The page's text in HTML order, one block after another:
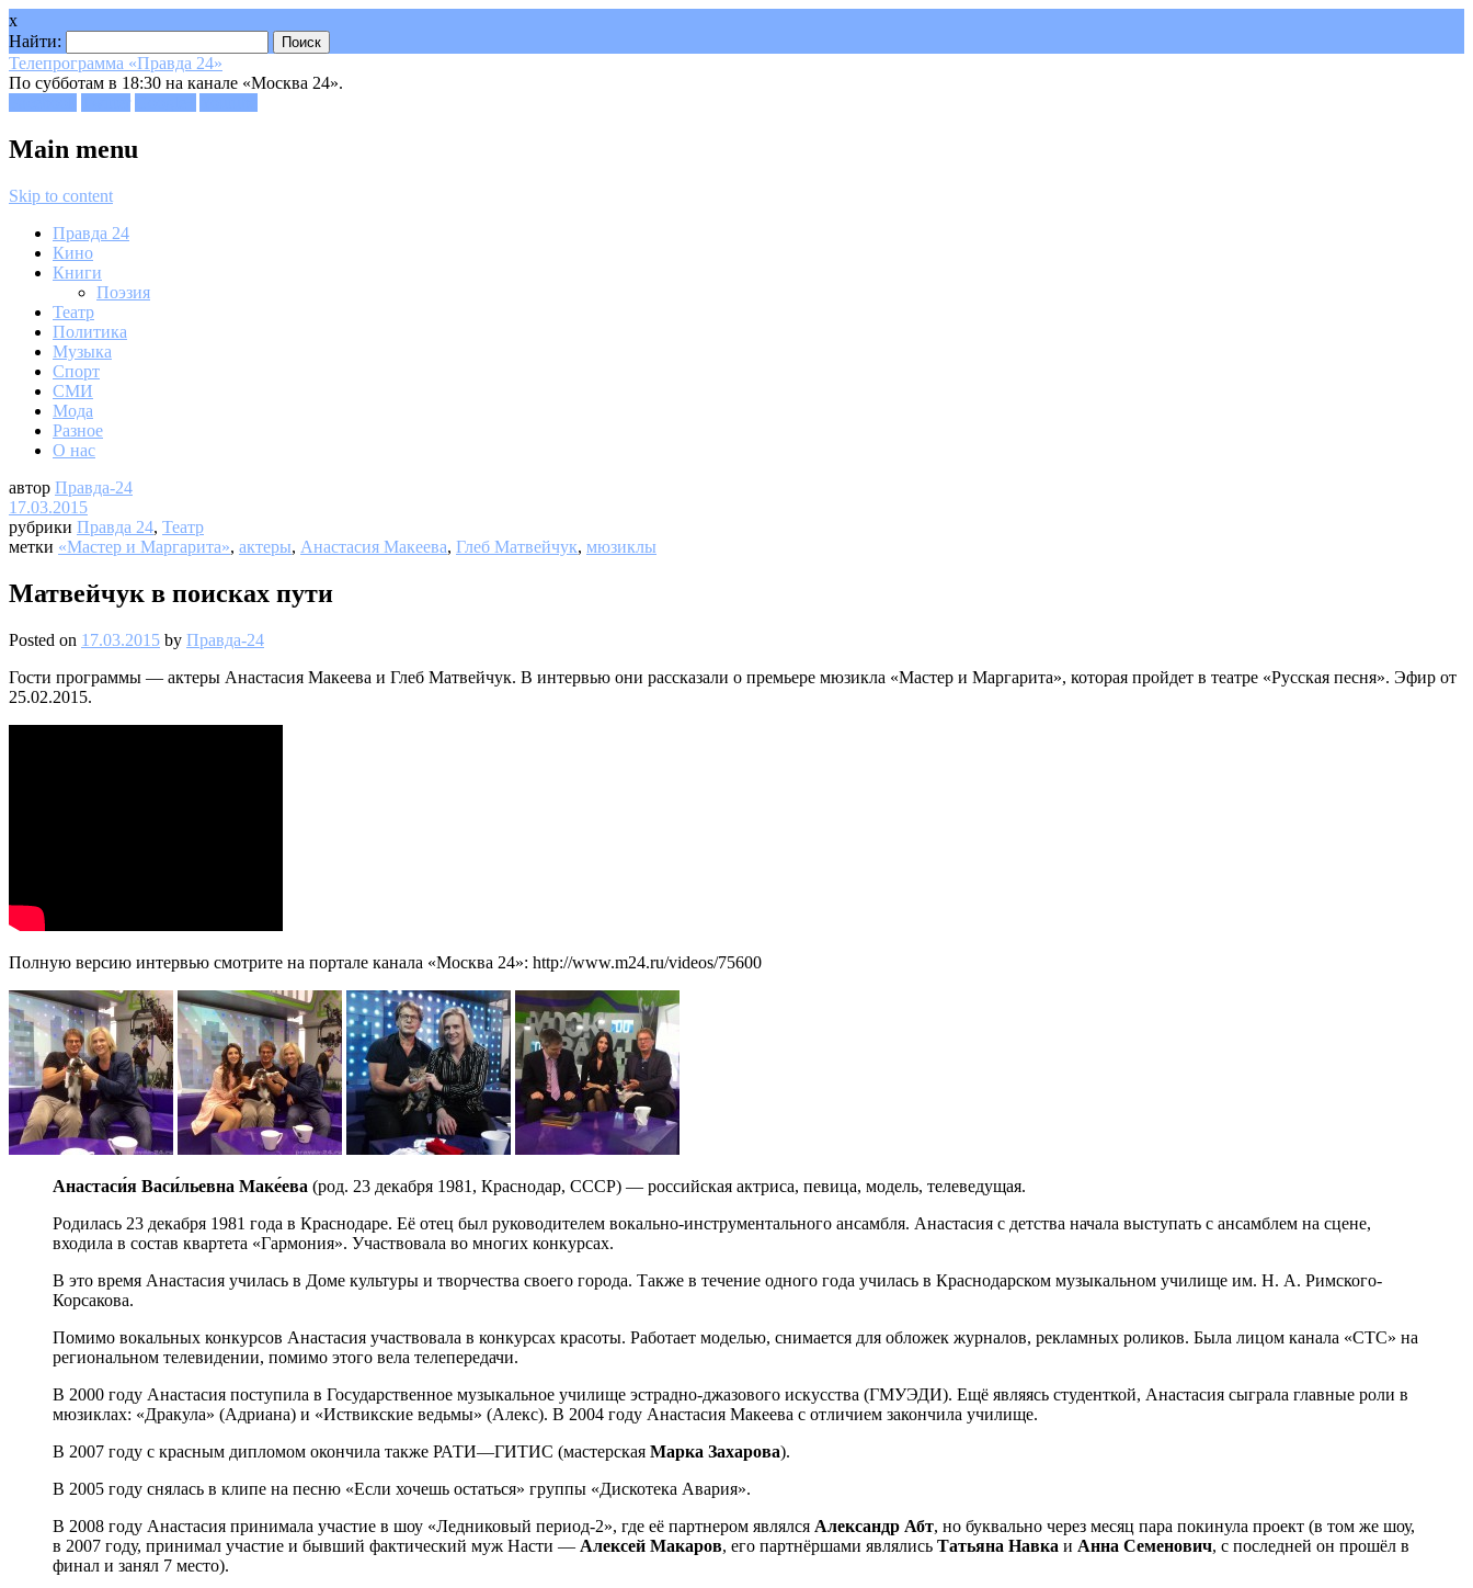
x
Найти:
Телепрограмма «Правда 24»
По субботам в 18:30 на канале «Москва 24».
Main menu
Skip to content
Правда 24
Кино
Книги
Поэзия
Театр
Политика
Музыка
Спорт
СМИ
Мода
Разное
О нас
автор Правда-24
17.03.2015
рубрики Правда 24, Театр
метки «Мастер и Маргарита», актеры, Анастасия Макеева, Глеб Матвейчук, мюзиклы
Матвейчук в поисках пути
Posted on 17.03.2015 by Правда-24
Гости программы — актеры Анастасия Макеева и Глеб Матвейчук. В интервью они рассказали о премьере мюзикла «Мастер и Маргарита», которая пройдет в театре «Русская песня». Эфир от
25.02.2015.
Полную версию интервью смотрите на портале канала «Москва 24»: http://www.m24.ru/videos/75600
Анастаси́я Васи́льевна Маке́ева (род. 23 декабря 1981, Краснодар, СССР) — российская актриса, певица, модель, телеведущая.
Родилась 23 декабря 1981 года в Краснодаре. Её отец был руководителем вокально-инструментального ансамбля. Анастасия с детства начала выступать с ансамблем на сцене,
входила в состав квартета «Гармония». Участвовала во многих конкурсах.
В это время Анастасия училась в Доме культуры и творчества своего города. Также в течение одного года училась в Краснодарском музыкальном училище им. Н. А. Римского-
Корсакова.
Помимо вокальных конкурсов Анастасия участвовала в конкурсах красоты. Работает моделью, снимается для обложек журналов, рекламных роликов. Была лицом канала «СТС» на
региональном телевидении, помимо этого вела телепередачи.
В 2000 году Анастасия поступила в Государственное музыкальное училище эстрадно-джазового искусства (ГМУЭДИ). Ещё являясь студенткой, Анастасия сыграла главные роли в
мюзиклах: «Дракула» (Адриана) и «Иствикские ведьмы» (Алекс). В 2004 году Анастасия Макеева с отличием закончила училище.
В 2007 году с красным дипломом окончила также РАТИ—ГИТИС (мастерская Марка Захарова).
В 2005 году снялась в клипе на песню «Если хочешь остаться» группы «Дискотека Авария».
В 2008 году Анастасия принимала участие в шоу «Ледниковый период-2», где её партнером являлся Александр Абт, но буквально через месяц пара покинула проект (в том же шоу,
в 2007 году, принимал участие и бывший фактический муж Насти — Алексей Макаров, его партнёршами являлись Татьяна Навка и Анна Семенович, с последней он прошёл в
финал и занял 7 место).